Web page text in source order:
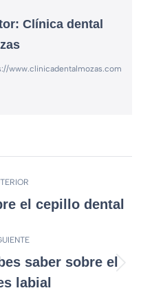
Clínica dental
www.clinicadentalmozas.com
el cepillo dental
saber sobre el
labial